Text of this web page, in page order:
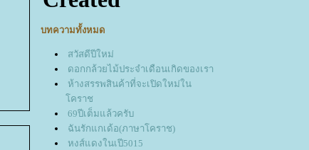
บทความทั้งหมด
สวัสดีปีใหม่
ดอกกล้วยไม้ประจำเดือนเกิดของเรา
ห้างสรรพสินค้าที่จะเปิดใหม่ใน
คราช
69ปีเต็มแล้วครับ
ฉันรักแกเด้อ(ภาษาโคราช)
หงส์แดงในเปี5015